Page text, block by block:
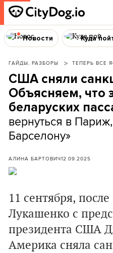
Новости Куда
ГАЙДЫ, РАЗБОРЫ ТЕПЕРЬ ВСЕ
США сняли
Объясняем, что
беларуских
вернуться в
Барселону»
АЛИНА БАРТОВИЧ12.09.2025
11 сентября,
Лукашенко с
президента США
Америка сняла